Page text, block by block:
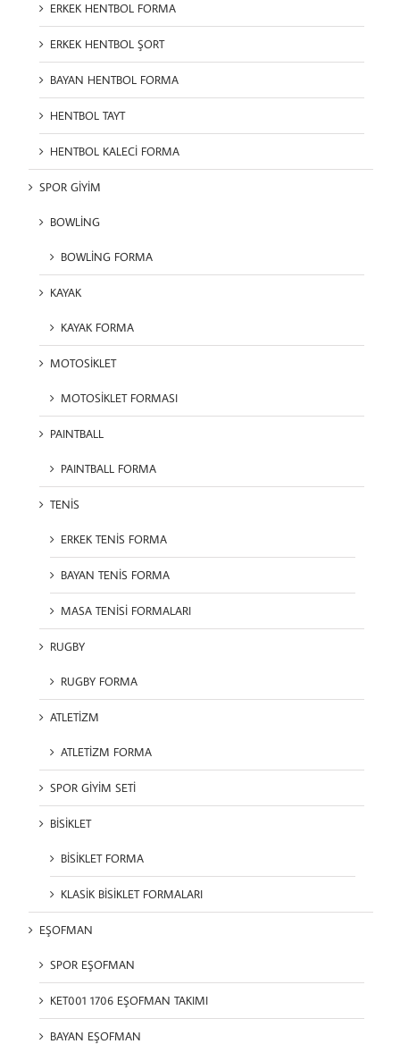
ERKEK HENTBOL FORMA
ERKEK HENTBOL ŞORT
BAYAN HENTBOL FORMA
HENTBOL TAYT
HENTBOL KALECİ FORMA
SPOR GİYİM
BOWLİNG
BOWLİNG FORMA
KAYAK
KAYAK FORMA
MOTOSİKLET
MOTOSİKLET FORMASI
PAINTBALL
PAINTBALL FORMA
TENİS
ERKEK TENİS FORMA
BAYAN TENİS FORMA
MASA TENİSİ FORMALARI
RUGBY
RUGBY FORMA
ATLETİZM
ATLETİZM FORMA
SPOR GİYİM SETİ
BİSİKLET
BİSİKLET FORMA
KLASİK BİSİKLET FORMALARI
EŞOFMAN
SPOR EŞOFMAN
KET001 1706 EŞOFMAN TAKIMI
BAYAN EŞOFMAN